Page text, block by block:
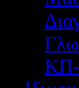
ΚΠ-